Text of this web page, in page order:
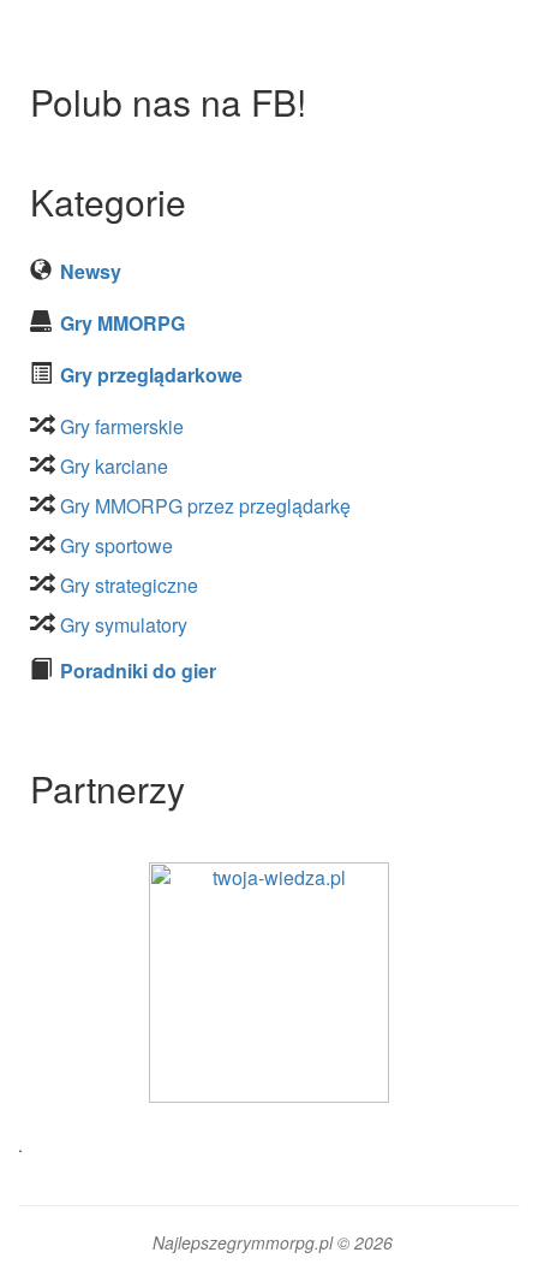
Polub nas na FB!
Kategorie
Newsy
Gry MMORPG
Gry przeglądarkowe
Gry farmerskie
Gry karciane
Gry MMORPG przez przeglądarkę
Gry sportowe
Gry strategiczne
Gry symulatory
Poradniki do gier
Partnerzy
.
Najlepszegrymmorpg.pl © 2026